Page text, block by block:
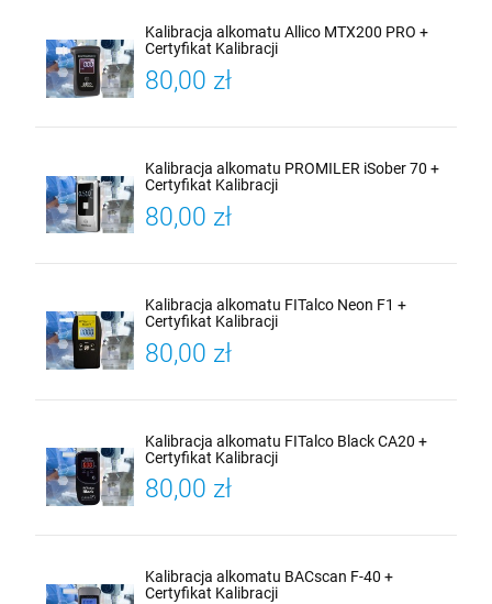
Kalibracja alkomatu Allico MTX200 PRO +
Certyfikat Kalibracji
80,00 zł
Kalibracja alkomatu PROMILER iSober 70 +
Certyfikat Kalibracji
80,00 zł
Kalibracja alkomatu FITalco Neon F1 +
Certyfikat Kalibracji
80,00 zł
Kalibracja alkomatu FITalco Black CA20 +
Certyfikat Kalibracji
80,00 zł
Kalibracja alkomatu BACscan F-40 +
Certyfikat Kalibracji